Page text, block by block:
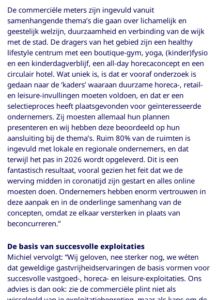
De commerciële meters zijn ingevuld vanuit
samenhangende thema’s die gaan over lichamelijk en
geestelijk welzijn, duurzaamheid en verbinding van de wijk
met de stad. De dragers van het gebied zijn een healthy
lifestyle centrum met een boutique-gym, yoga, (kinder)fysio
en een kinderdagverblijf, een all-day horecaconcept en een
circulair hotel. Wat uniek is, is dat er vooraf onderzoek is
gedaan naar de ‘kaders’ waaraan duurzame horeca-, retail-
en leisure-invullingen moeten voldoen, en dat er een
selectieproces heeft plaatsgevonden voor geïnteresseerde
ondernemers. Zij moesten allemaal hun plannen
presenteren en wij hebben deze beoordeeld op hun
aansluiting bij de thema’s. Ruim 80% van de ruimten is
ingevuld met lokale en regionale ondernemers, en dat
terwijl het pas in 2026 wordt opgeleverd. Dit is een
fantastisch resultaat, vooral gezien het feit dat we de
werving midden in coronatijd zijn gestart en alles online
moesten doen. Ondernemers hebben enorm vertrouwen in
deze aanpak en in de onderlinge samenhang van de
concepten, omdat ze elkaar versterken in plaats van
beconcurreren.”
De basis van succesvolle exploitaties
Michiel vervolgt: “Wij geloven, nee sterker nog, we wéten
dat geweldige gastvrijheidservaringen de basis vormen voor
succesvolle vastgoed-, horeca- en leisure-exploitaties. Ons
advies is dan ook: zie de commerciële plint niet als